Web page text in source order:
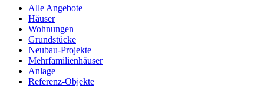
Alle Angebote
Häuser
Wohnungen
Grundstücke
Neubau-Projekte
Mehrfamilienhäuser
Anlage
Referenz-Objekte